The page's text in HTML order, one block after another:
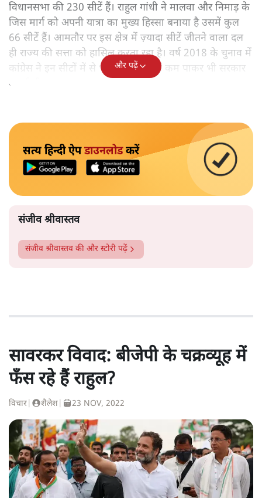
विधानसभा की 230 सीटें हैं। राहुल गांधी ने मालवा और निमाड़ के
जिस मार्ग को अपनी यात्रा का मुख्य हिस्सा बनाया है उसमें कुल
66 सीटें हैं। आमतौर पर इस क्षेत्र में ज़्यादा सीटें जीतने वाला दल
ही राज्य की सत्ता को हासिल करता रहा है। वर्ष 2018 के चुनाव में
कांग्रेस ने इन सीटों में से भाजपा से 3 सीटें कम पाकर भी सरकार
बनाई थी।
और पढ़ें
सत्य हिन्दी ऐपडाउनलोडकरें
संजीव श्रीवास्तव
संजीव श्रीवास्तव की और स्टोरी पढ़ें
सावरकर विवाद: बीजेपी के चक्रव्यूह में
फँस रहे हैं राहुल?
विचार शैलेश 23 NOV, 2022